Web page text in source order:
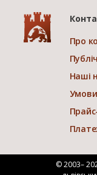
Про
Наші
Умови
© 2003–